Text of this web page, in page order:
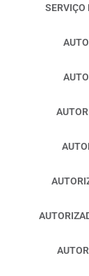
SERVIÇO